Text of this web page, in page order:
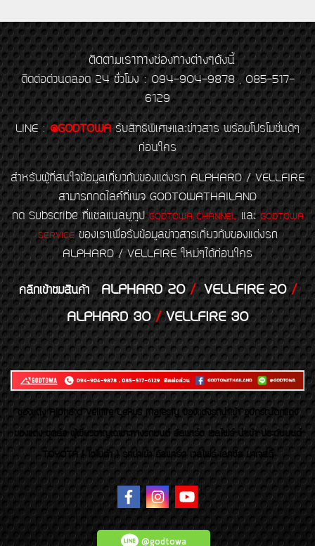
ติดตามเราทางช่องทางต่างๆดังนี้
ติดต่อด่วนตลอด 24 ชั่วโมง : 094-904-9878 , 085-517-
6129
LINE : @GODTOWA รับสิทธิพิเศษและข่าวสาร พร้อมโปรโมชั่นดีๆ
ก่อนใคร
สำหรับผู้ที่สนใจข้อมูลเกี่ยวกับของแต่งรถ ALPHARD / VELLFIRE
สามารถกดไลค์ที่เพจ GODTOWATHAILAND
กด Subscribe ที่แชลแนลยูทูป GODTOWA CHANNELและGODTOWA
SERVICEของเราเพื่อรับข้อมูลข่าวสารเกี่ยวกับของแต่งรถ
ALPHARD / VELLFIRE ใหม่ๆได้ก่อนใคร
คลิกเข้าชมสินค้า ALPHARD 20/VELLFIRE 20/
ALPHARD 30/VELLFIRE 30
ของเเต่ง Alphard Vellfire Lexus Majesty ของเเต่งรถนำเข้า อุปกรณ์ตกแต่ง
ของแต่ง ชุดล้อ ผู้เชี่ยวชาญเฉพาะทางรถยนต์ อัลพาร์ด เวลไฟร์ นำเข้า ประดับยนต์
TOYOTA ( โตโยต้า ) รถนำเข้า อัลพาร์ด เวลไฟร์ เลกซัส มาเจสตี้
@godtowa